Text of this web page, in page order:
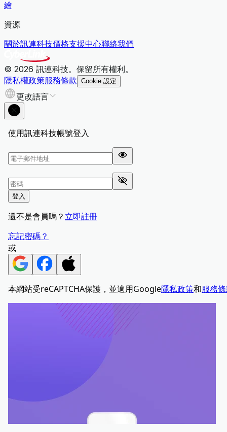
繪
資源
關於訊連科技價格支援中心聯絡我們
© 2026 訊連科技。保留所有權利。
隱私權政策服務條款 Cookie 設定
更改語言